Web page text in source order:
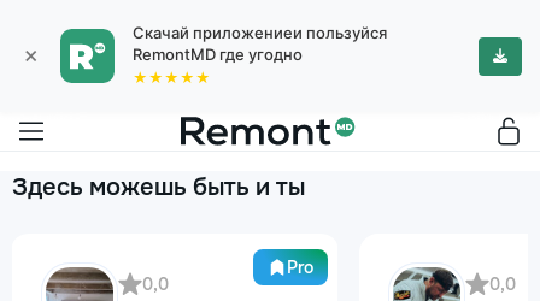
×
Скачай приложениеи пользуйся
RemontMD где угодно
★★★★★
Здесь можешь быть и ты
Pro
0,0
0,0